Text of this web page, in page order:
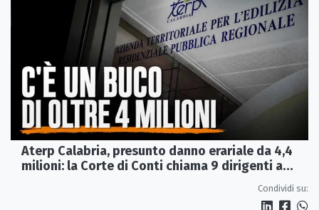
Aterp Calabria, presunto danno erariale da 4,4
milioni: la Corte di Conti chiama 9 dirigenti a
Condividi su: